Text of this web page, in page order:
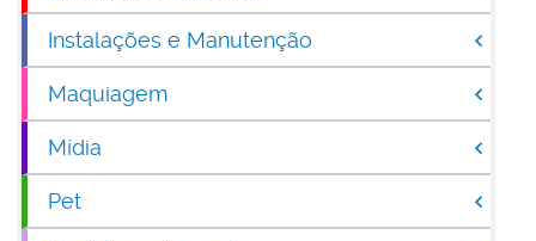
Instalações e Manutenção
Maquiagem
Mídia
Pet